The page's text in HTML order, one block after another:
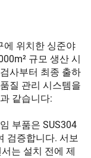
에 위치한 싱준야
규모 생산 시
사부터 최종 출하
질 관리 시스템을
같습니다:
부품은 SUS304
검증합니다. 서보
는 설치 전에 제